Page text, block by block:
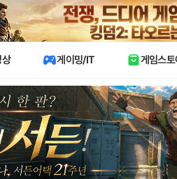
게이밍/IT 게임스토